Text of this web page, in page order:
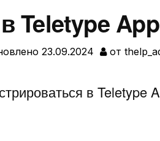
Teletype
23.09.2024 от
в Teletype